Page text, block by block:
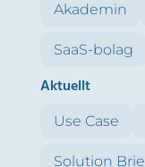
Akademin
SaaS-bolag
Aktuellt
Use Case
Solution